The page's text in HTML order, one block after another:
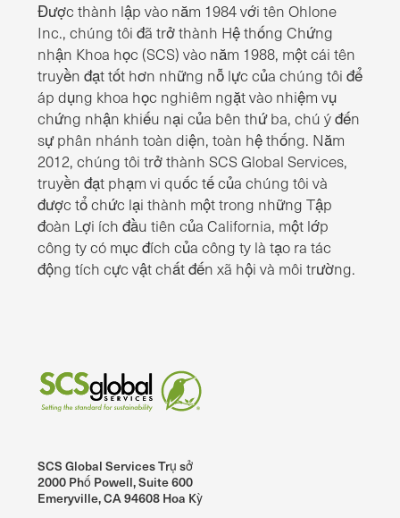
Được thành lập vào năm 1984 với tên Ohlone
Inc., chúng tôi đã trở thành Hệ thống Chứng
nhận Khoa học (SCS) vào năm 1988, một cái tên
truyền đạt tốt hơn những nỗ lực của chúng tôi để
áp dụng khoa học nghiêm ngặt vào nhiệm vụ
chứng nhận khiếu nại của bên thứ ba, chú ý đến
sự phân nhánh toàn diện, toàn hệ thống. Năm
2012, chúng tôi trở thành SCS Global Services,
truyền đạt phạm vi quốc tế của chúng tôi và
được tổ chức lại thành một trong những Tập
đoàn Lợi ích đầu tiên của California, một lớp
công ty có mục đích của công ty là tạo ra tác
động tích cực vật chất đến xã hội và môi trường.
SCS Global Services Trụ sở
2000 Phố Powell, Suite 600
Emeryville, CA 94608 Hoa Kỳ